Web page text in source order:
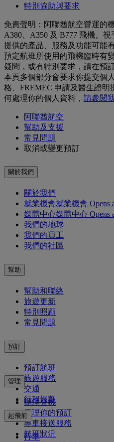
特別協助與要求
免責聲明：阿聯酋航空營運的
A380、A350 及 B777 飛機。
提供的產品、服務及功能可能
預定航班所使用的飛機臨時有
疑問，或有特別要求，請在預
本頁多個部分會要求你提交個
格、FREMEC 申請及醫生證
何處理你的個人資料， 請參閱
阿聯酋航空
幫助及支援
常見問題
取消或變更預訂
關於我們
關於我們
就業機會就業機會 Opens
媒體中心媒體中心 Opens
我們的地球
我們的員工
我們的社區
幫助
幫助和聯絡
旅遊更新
特別照顧
常見問題
預訂
預訂航班
旅遊服務
交通
行程規劃
管理
辦理登機
管理你的預訂
專車接送服務
航班狀況
起飛前
行李